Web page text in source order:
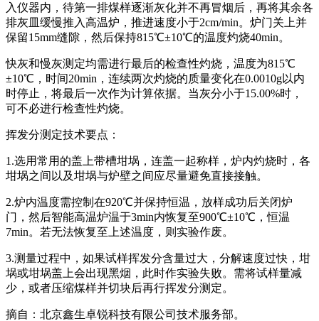
入仪器内，待第一排煤样逐渐灰化并不再冒烟后，再将其余各
排灰皿缓慢推入高温炉，推进速度小于2cm/min。炉门关上并
保留15mm缝隙，然后保持815℃±10℃的温度灼烧40min。
快灰和慢灰测定均需进行最后的检查性灼烧，温度为815℃
±10℃，时间20min，连续两次灼烧的质量变化在0.0010g以内
时停止，将最后一次作为计算依据。当灰分小于15.00%时，
可不必进行检查性灼烧。
挥发分测定技术要点：
1.选用常用的盖上带槽坩埚，连盖一起称样，炉内灼烧时，各
坩埚之间以及坩埚与炉壁之间应尽量避免直接接触。
2.炉内温度需控制在920℃并保持恒温，放样成功后关闭炉
门，然后智能高温炉温于3min内恢复至900℃±10℃，恒温
7min。若无法恢复至上述温度，则实验作废。
3.测量过程中，如果试样挥发分含量过大，分解速度过快，坩
埚或坩埚盖上会出现黑烟，此时作实验失败。需将试样量减
少，或者压缩煤样并切块后再行挥发分测定。
摘自：北京鑫生卓锐科技有限公司技术服务部。